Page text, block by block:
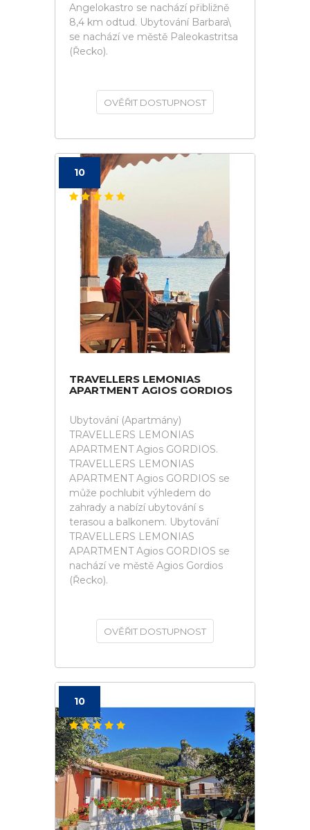
Angelokastro se nachází přibližně
8,4 km odtud. Ubytování Barbara\
se nachází ve městě Paleokastritsa
(Řecko).
OVĚŘIT DOSTUPNOST
10
TRAVELLERS LEMONIAS
APARTMENT AGIOS GORDIOS
Ubytování (Apartmány)
TRAVELLERS LEMONIAS
APARTMENT Agios GORDIOS.
TRAVELLERS LEMONIAS
APARTMENT Agios GORDIOS se
může pochlubit výhledem do
zahrady a nabízí ubytování s
terasou a balkonem. Ubytování
TRAVELLERS LEMONIAS
APARTMENT Agios GORDIOS se
nachází ve městě Agios Gordios
(Řecko).
OVĚŘIT DOSTUPNOST
10